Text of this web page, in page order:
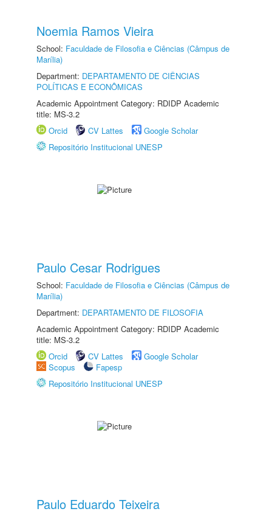
Noemia Ramos Vieira
School: Faculdade de Filosofia e Ciências (Câmpus de
Marília)
Department: DEPARTAMENTO DE CIÊNCIAS
POLÍTICAS E ECONÔMICAS
Academic Appointment Category: RDIDP Academic
title: MS-3.2
Orcid
CV Lattes
Google Scholar
Repositório Institucional UNESP
Paulo Cesar Rodrigues
School: Faculdade de Filosofia e Ciências (Câmpus de
Marília)
Department: DEPARTAMENTO DE FILOSOFIA
Academic Appointment Category: RDIDP Academic
title: MS-3.2
Orcid
CV Lattes
Google Scholar
Scopus
Fapesp
Repositório Institucional UNESP
Paulo Eduardo Teixeira